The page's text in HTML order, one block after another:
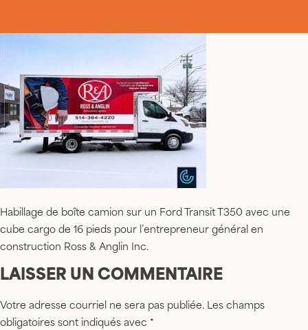
Habillage de boîte camion sur un Ford Transit T350 avec une
cube cargo de 16 pieds pour l’entrepreneur général en
construction Ross & Anglin Inc.
LAISSER UN COMMENTAIRE
Votre adresse courriel ne sera pas publiée. Les champs
obligatoires sont indiqués avec *